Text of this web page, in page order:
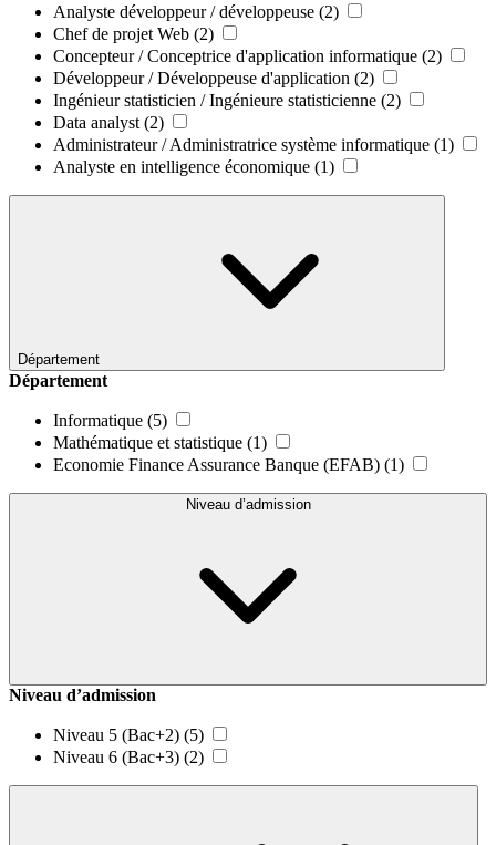
Analyste développeur / développeuse (2)
Chef de projet Web (2)
Concepteur / Conceptrice d'application informatique (2)
Développeur / Développeuse d'application (2)
Ingénieur statisticien / Ingénieure statisticienne (2)
Data analyst (2)
Administrateur / Administratrice système informatique (1)
Analyste en intelligence économique (1)
Département
Département
Informatique (5)
Mathématique et statistique (1)
Economie Finance Assurance Banque (EFAB) (1)
Niveau d’admission
Niveau d’admission
Niveau 5 (Bac+2) (5)
Niveau 6 (Bac+3) (2)